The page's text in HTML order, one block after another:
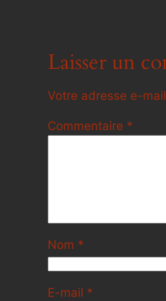
Laisser un
Votre adresse e-
Commentaire *
Nom *
E-mail *